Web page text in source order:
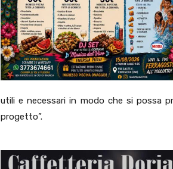
utili e necessari in modo che si possa
progetto”.